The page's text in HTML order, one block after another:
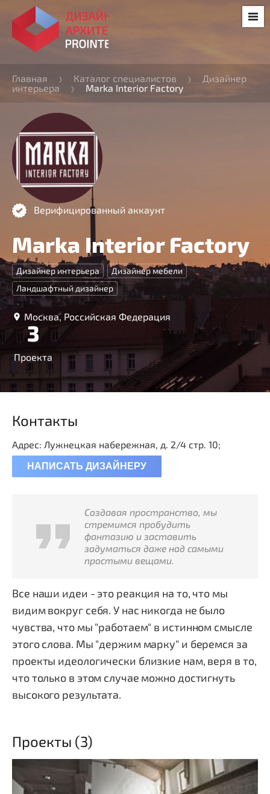
Главная Каталог специалистов
Дизайнер
интерьера
Marka Interior Factory
Верифицированный аккаунт
Marka Interior Factory
Дизайнер интерьера
Дизайнер мебели
Ландшафтный дизайнер
Москва, Российская Федерация
3
Проекта
Контакты
Адрес: Лужнецкая набережная, д. 2/4 стр. 10;
НАПИСАТЬ ДИЗАЙНЕРУ
Создавая пространство, мы
стремимся пробудить
фантазию и заставить
задуматься даже над самыми
простыми вещами.
Все наши идеи - это реакция на то, что мы
видим вокруг себя. У нас никогда не было
чувства, что мы "работаем" в истинном смысле
этого слова. Мы "держим марку" и беремся за
проекты идеологически близкие нам, веря в то,
что только в этом случае можно достигнуть
высокого результата.
Проекты (3)